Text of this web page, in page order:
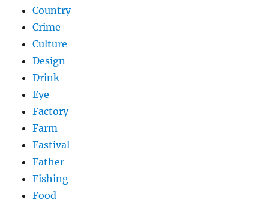
Country
Crime
Culture
Design
Drink
Eye
Factory
Farm
Fastival
Father
Fishing
Food